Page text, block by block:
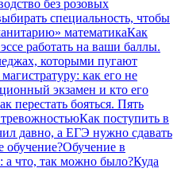
без розовых
специальность, чтобы
математикаКак
работать на ваши баллы.
которыми пугают
как его не
экзамен и кто его
перестать бояться. Пять
Как поступить в
давно, а ЕГЭ нужно сдавать
обучение?Обучение в
а что, так можно было?Куда